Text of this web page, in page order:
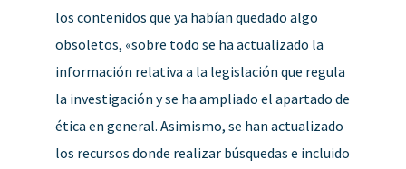
los contenidos que ya habían quedado algo
obsoletos, «sobre todo se ha actualizado la
información relativa a la legislación que regula
la investigación y se ha ampliado el apartado de
ética en general. Asimismo, se han actualizado
los recursos donde realizar búsquedas e incluido